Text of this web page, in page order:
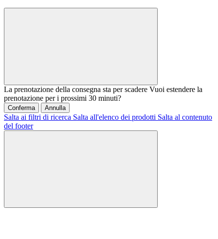
La prenotazione della consegna sta per scadere Vuoi estendere la
prenotazione per i prossimi 30 minuti?
Conferma Annulla
Salta ai filtri di ricerca Salta all'elenco dei prodotti Salta al contenuto
del footer